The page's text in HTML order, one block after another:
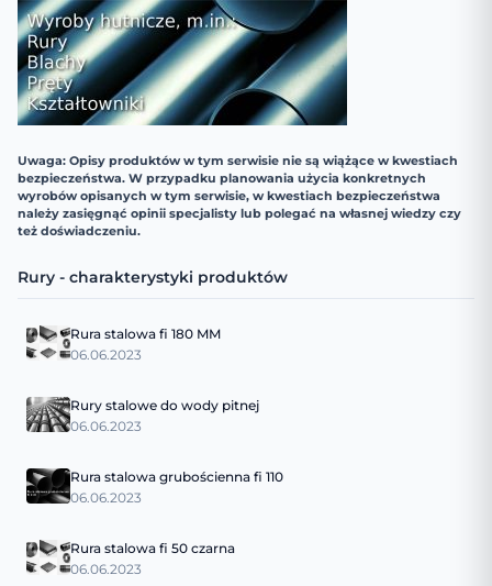
Uwaga: Opisy produktów w tym serwisie nie są wiążące w kwestiach
bezpieczeństwa. W przypadku planowania użycia konkretnych
wyrobów opisanych w tym serwisie, w kwestiach bezpieczeństwa
należy zasięgnąć opinii specjalisty lub polegać na własnej wiedzy czy
też doświadczeniu.
Rury - charakterystyki produktów
Rura stalowa fi 180 MM
06.06.2023
Rury stalowe do wody pitnej
06.06.2023
Rura stalowa grubościenna fi 110
06.06.2023
Rura stalowa fi 50 czarna
06.06.2023